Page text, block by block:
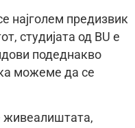
најголем предизвик
студијата од BU е
подеднакво
можеме да се
живеалиштата,